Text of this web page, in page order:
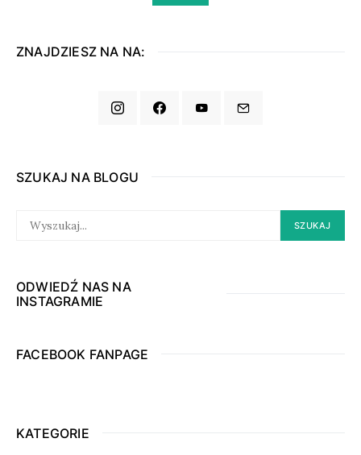
ZNAJDZIESZ NA NA:
SZUKAJ NA BLOGU
FOR:
SZUKAJ
ODWIEDŹ NAS NA
INSTAGRAMIE
FACEBOOK FANPAGE
KATEGORIE